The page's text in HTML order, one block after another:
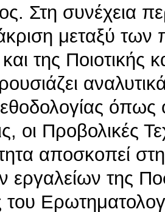
Στη συνέχεια
μεταξύ
της Ποιοτικής
οι Προβολικές
αποσκοπεί
εργαλείων της
του